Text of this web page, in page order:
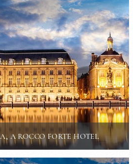
A ROCCO FORTE HOTEL